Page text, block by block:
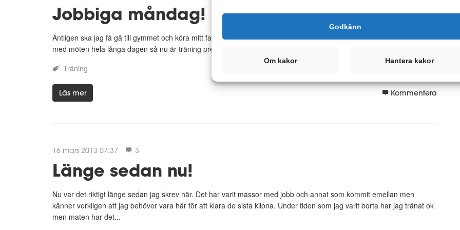
Jobbiga måndag!
Äntligen ska jag få gå till gymmet och köra mitt favoritpass som jag längtat. Det har varit en riktigt lång dag på jobbet
med möten hela långa dagen så nu är träning precis vad hjärnan behöver=). Hoppas ni andra har det bra i vinterkylan!
Träning
Läs mer Kommentera
16 mars 2013 07:37 3
Länge sedan nu!
Nu var det riktigt länge sedan jag skrev här. Det har varit massor med jobb och annat som kommit emellan men
känner verkligen att jag behöver vara här för att klara de sista kilona. Under tiden som jag varit borta har jag tränat ok
men maten har det...
►
Godkänn
Om kakor Hantera kakor